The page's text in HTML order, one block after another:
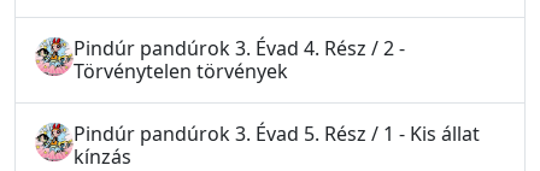
Pindúr pandúrok 3. Évad 4. Rész / 2 -
Törvénytelen törvények
Pindúr pandúrok 3. Évad 5. Rész / 1 - Kis állat
kínzás